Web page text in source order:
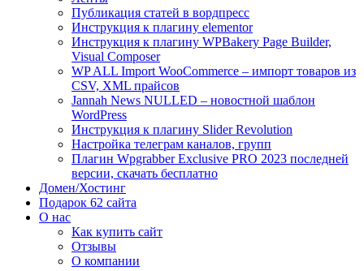
Публикация статей в вордпресс
Инструкция к плагину elementor
Инструкция к плагину WPBakery Page Builder,
Visual Composer
WP ALL Import WooCommerce – импорт товаров из
CSV, XML прайсов
Jannah News NULLED – новостной шаблон
WordPress
Инструкция к плагину Slider Revolution
Настройка телеграм каналов, групп
Плагин Wpgrabber Exclusive PRO 2023 последней
версии, скачать бесплатно
Домен/Хостинг
Подарок 62 сайта
О нас
Как купить сайт
Отзывы
О компании